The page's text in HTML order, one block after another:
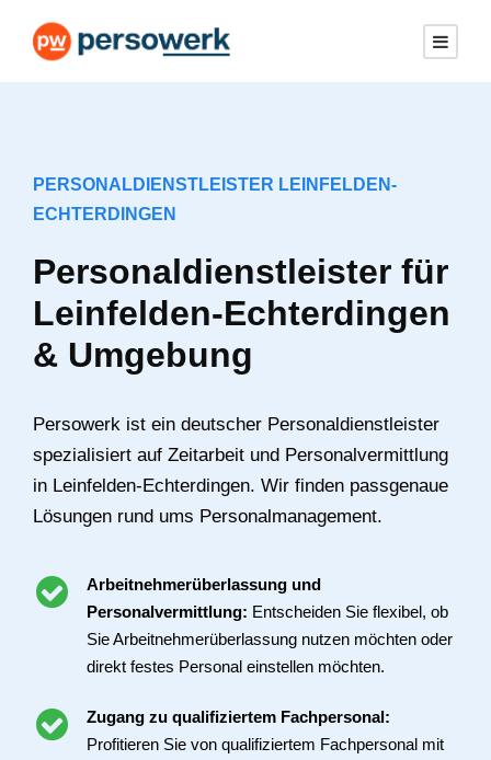
PERSONALDIENSTLEISTER LEINFELDEN-
ECHTERDINGEN
Personaldienstleister für
Leinfelden-Echterdingen
& Umgebung
Persowerk ist ein deutscher Personaldienstleister
spezialisiert auf Zeitarbeit und Personalvermittlung
in Leinfelden-Echterdingen. Wir finden passgenaue
Lösungen rund ums Personalmanagement.
Arbeitnehmerüberlassung und
Personalvermittlung: Entscheiden Sie flexibel, ob
Sie Arbeitnehmerüberlassung nutzen möchten oder
direkt festes Personal einstellen möchten.
Zugang zu qualifiziertem Fachpersonal:
Profitieren Sie von qualifiziertem Fachpersonal mit